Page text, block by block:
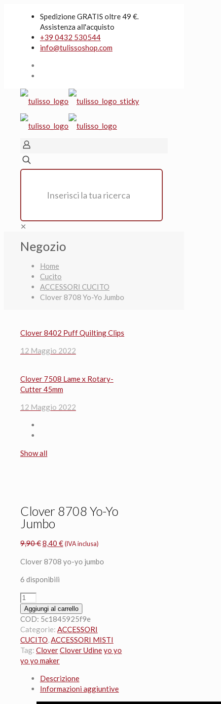
Spedizione GRATIS oltre 49 €.
Assistenza all'acquisto
+39 0432 530544
info@tulissoshop.com
✕
Negozio
Home
Cucito
ACCESSORI CUCITO
Clover 8708 Yo-Yo Jumbo
Clover 8402 Puff Quilting Clips
12 Maggio 2022
Clover 7508 Lame x Rotary-
Cutter 45mm
12 Maggio 2022
Show all
Clover 8708 Yo-Yo
Jumbo
9,90€Il
originale
9,90 €.
8,40 €Il
attuale
(IVA inclusa)
Clover 8708 yo-yo jumbo
6 disponibili
Clover
8708
Yo-
Yo
Jumbo
quantità
Aggiungi al carrello
COD: 5c1845925f9e
Categorie: ACCESSORI
CUCITO,ACCESSORI MISTI
Tag: CloverClover Udineyo yo
yo yo maker
Descrizione
Informazioni aggiuntive